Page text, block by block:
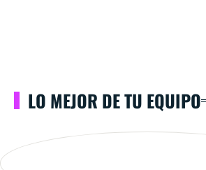
LO MEJOR DE TU EQUIPO